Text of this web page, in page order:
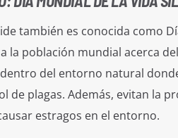
también es conocida como
la población mundial acerca
del entorno natural
de plagas. Además, evitan la
estragos en el entorno.